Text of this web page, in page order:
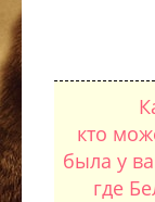
кто
была у
где